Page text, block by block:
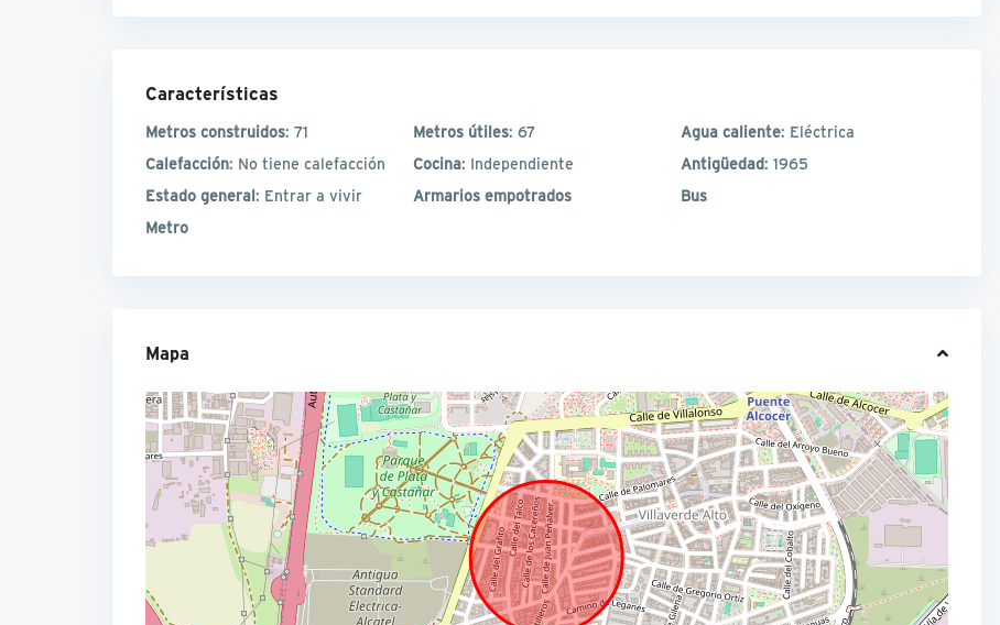
Características
Metros construidos: 71 Metros útiles: 67 Agua caliente: Eléctrica
Calefacción: No tiene calefacción Cocina: Independiente Antigüedad: 1965
Estado general: Entrar a vivir Armarios empotrados
Bus
Metro
Mapa